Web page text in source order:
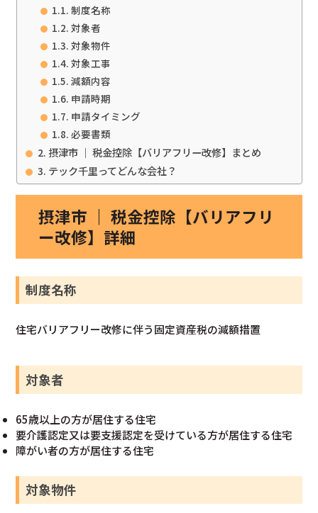
制度名称
対象者
対象物件
対象工事
減額内容
申請時期
申請タイミング
必要書類
摂津市 ｜ 税金控除【バリアフリー改修】まとめ
テック千里ってどんな会社？
摂津市 ｜ 税金控除【バリアフリ
ー改修】詳細
制度名称
住宅バリアフリー改修に伴う固定資産税の減額措置
対象者
65歳以上の方が居住する住宅
要介護認定又は要支援認定を受けている方が居住する住宅
障がい者の方が居住する住宅
対象物件